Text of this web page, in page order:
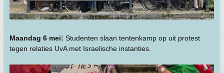
Maandag 6 mei: Studenten slaan tentenkamp op uit protest
tegen relaties UvA met Israelische instanties.